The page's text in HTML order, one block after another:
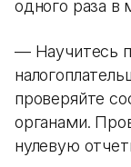
одного раза в
— Научитесь
проверяйте
органами.
нулевую